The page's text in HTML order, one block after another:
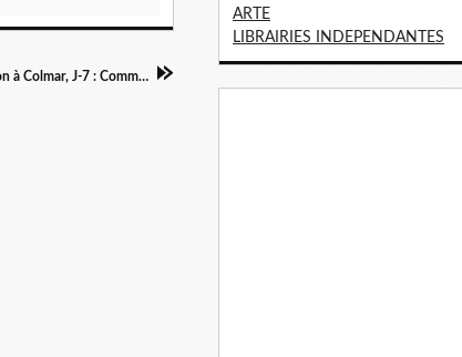
Sortir du nucléaire : Manifestation à Colmar, J-7 : Communiqué
ARTE
LIBRAIRIES INDEPENDANTES